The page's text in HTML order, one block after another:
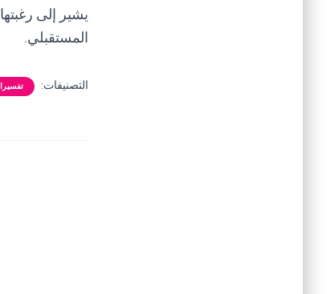
يشير إلى
المستقبلي.
التصنيفات: